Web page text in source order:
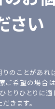
さい
のことがあれ
ご希望の場合
とりひとりに
きます。